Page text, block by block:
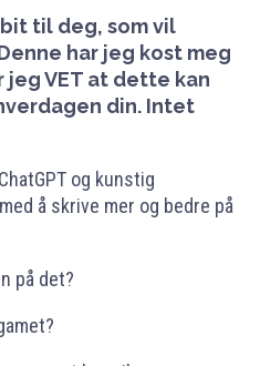
til deg, som vil
har jeg kost meg
VET at dette kan
din. Intet
og kunstig
å skrive mer og bedre på
på det?